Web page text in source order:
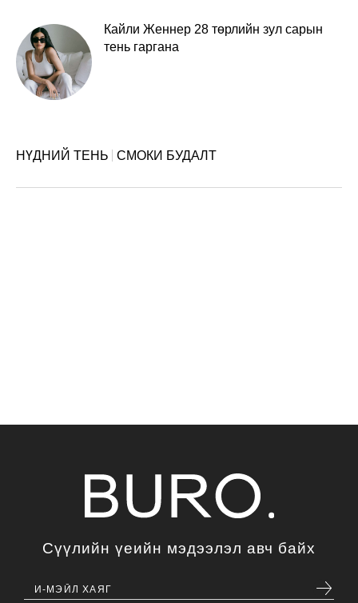
Кайли Женнер 28 төрлийн зул сарын
тень гаргана
НҮДНИЙ ТЕНЬ СМОКИ БУДАЛТ
Сүүлийн үеийн мэдээлэл авч байх